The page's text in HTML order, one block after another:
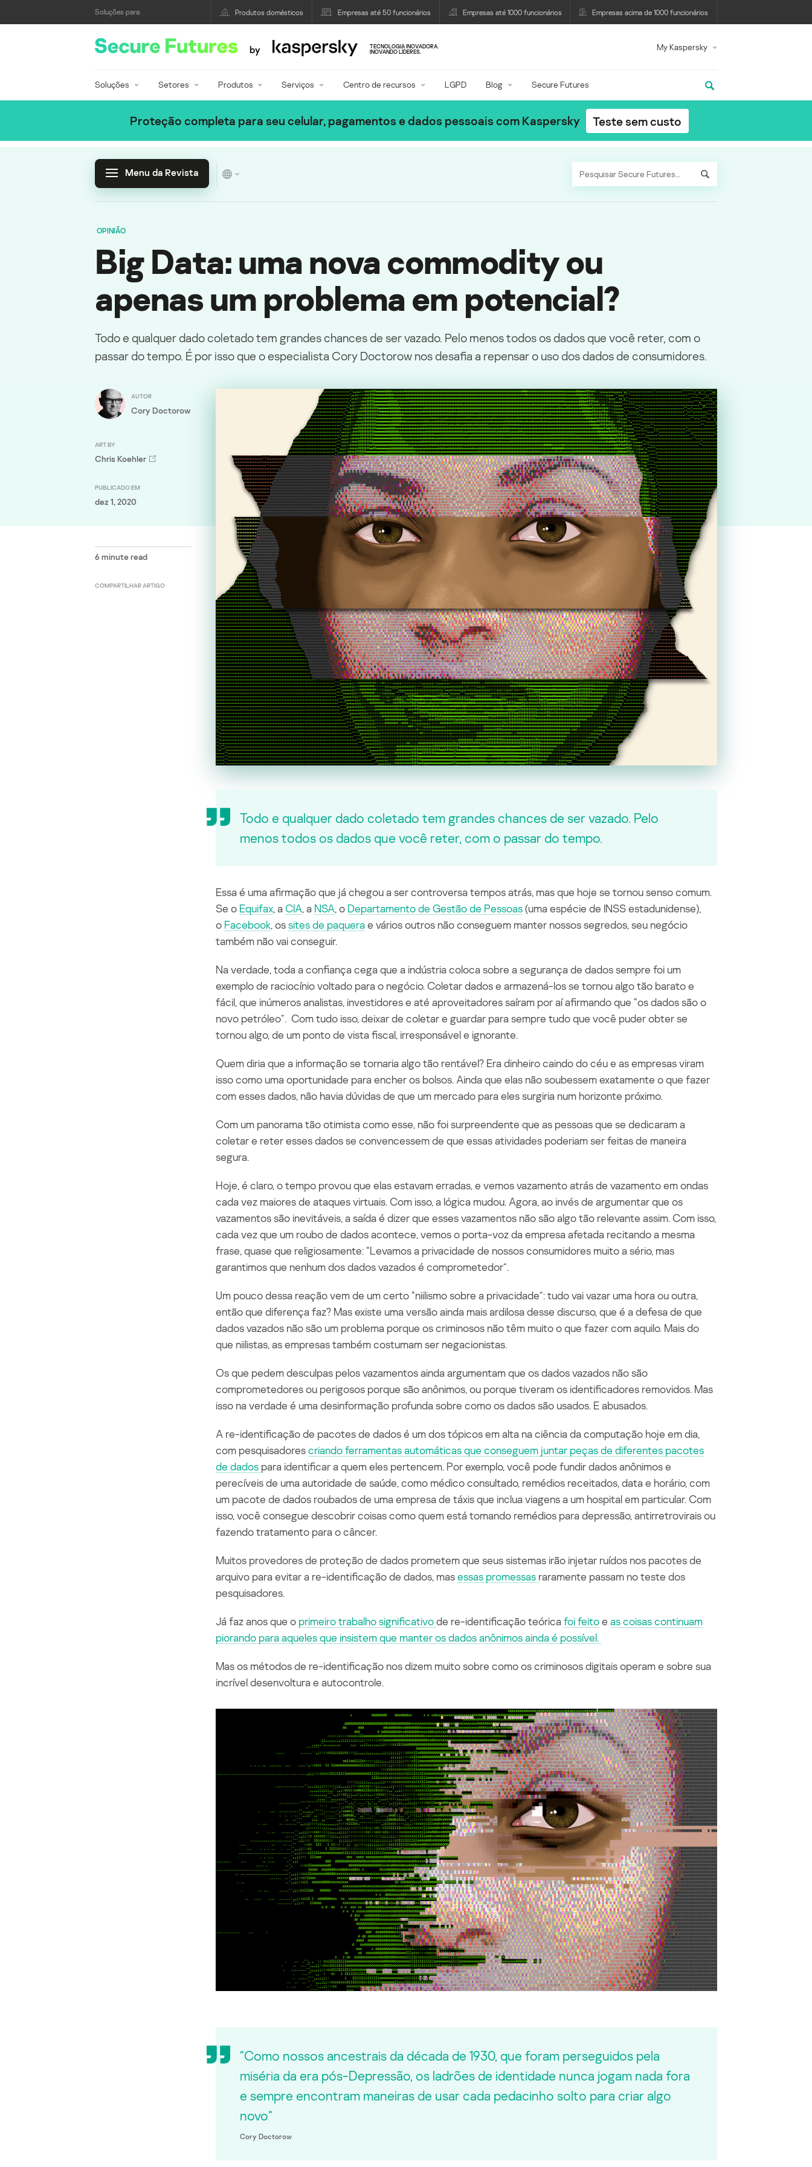
Soluções para: Produtos domésticos Empresas até 50 funcionários Empresas até 1000 funcionários Empresas acima de 1000 funcionários
by
TECNOLOGIA INOVADORA.
INOVANDO LÍDERES.
My Kaspersky
Soluções Setores Produtos Serviços Centro de recursos LGPD Blog Secure Futures
Proteção completa para seu celular, pagamentos e dados pessoais com Kaspersky Teste sem custo
Menu da Revista
OPINIÃO
Big Data: uma nova commodity ou
apenas um problema em potencial?
Todo e qualquer dado coletado tem grandes chances de ser vazado. Pelo menos todos os dados que você reter, com o
passar do tempo. É por isso que o especialista Cory Doctorow nos desafia a repensar o uso dos dados de consumidores.
AUTOR
Cory Doctorow
ART BY
Chris Koehler
PUBLICADO EM
dez 1, 2020
6 minute read
COMPARTILHAR ARTIGO
Todo e qualquer dado coletado tem grandes chances de ser vazado. Pelo
menos todos os dados que você reter, com o passar do tempo.
Essa é uma afirmação que já chegou a ser controversa tempos atrás, mas que hoje se tornou senso comum.
Se o Equifax, aCIA, a NSA, o Departamento de Gestão de Pessoas(uma espécie de INSS estadunidense),
o Facebook, ossites de paquerae vários outros não conseguem manter nossos segredos, seu negócio
também não vai conseguir.
Na verdade, toda a confiança cega que a indústria coloca sobre a segurança de dados sempre foi um
exemplo de raciocínio voltado para o negócio. Coletar dados e armazená-los se tornou algo tão barato e
fácil, que inúmeros analistas, investidores e até aproveitadores saíram por aí afirmando que “os dados são o
novo petróleo”. Com tudo isso, deixar de coletar e guardar para sempre tudo que você puder obter se
tornou algo, de um ponto de vista fiscal, irresponsável e ignorante.
Quem diria que a informação se tornaria algo tão rentável? Era dinheiro caindo do céu e as empresas viram
isso como uma oportunidade para encher os bolsos. Ainda que elas não soubessem exatamente o que fazer
com esses dados, não havia dúvidas de que um mercado para eles surgiria num horizonte próximo.
Com um panorama tão otimista como esse, não foi surpreendente que as pessoas que se dedicaram a
coletar e reter esses dados se convencessem de que essas atividades poderiam ser feitas de maneira
segura.
Hoje, é claro, o tempo provou que elas estavam erradas, e vemos vazamento atrás de vazamento em ondas
cada vez maiores de ataques virtuais. Com isso, a lógica mudou. Agora, ao invés de argumentar que os
vazamentos são inevitáveis, a saída é dizer que esses vazamentos não são algo tão relevante assim. Com isso,
cada vez que um roubo de dados acontece, vemos o porta-voz da empresa afetada recitando a mesma
frase, quase que religiosamente: “Levamos a privacidade de nossos consumidores muito a sério, mas
garantimos que nenhum dos dados vazados é comprometedor”.
Um pouco dessa reação vem de um certo “niilismo sobre a privacidade”: tudo vai vazar uma hora ou outra,
então que diferença faz? Mas existe uma versão ainda mais ardilosa desse discurso, que é a defesa de que
dados vazados não são um problema porque os criminosos nãotêm muito o que fazer com aquilo. Mais do
que niilistas, as empresas também costumam ser negacionistas.
Os que pedem desculpas pelos vazamentos ainda argumentam que os dados vazados não são
comprometedores ou perigosos porque são anônimos, ou porque tiveram os identificadores removidos. Mas
isso na verdade é uma desinformação profunda sobre como os dados são usados. E abusados.
A re-identificaçãode pacotes de dados é um dos tópicos em alta na ciência da computação hoje em dia,
com pesquisadorescriando ferramentas automáticas que conseguem juntar peças de diferentes pacotes
de dados para identificar a quem eles pertencem. Por exemplo, você pode fundir dados anônimos e
perecíveis de uma autoridade de saúde, como médico consultado, remédios receitados, data e horário, com
um pacote de dados roubados de uma empresa de táxis que inclua viagens a um hospital em particular. Com
isso, você consegue descobrir coisas como quem está tomando remédios para depressão, antirretrovirais ou
fazendo tratamento para o câncer.
Muitos provedores de proteção de dados prometem que seus sistemas irão injetar ruídos nos pacotes de
arquivo para evitar a re-identificação de dados, masessas promessas raramente passam no teste dos
pesquisadores.
Já faz anos que o primeiro trabalho significativode re-identificaçãoteóricafoifeitoe as coisas continuam
piorando para aqueles que insistem que manter os dados anônimos ainda é possível.
Mas os métodos de re-identificação nos dizem muito sobre como os criminosos digitais operam e sobre sua
incrível desenvoltura e autocontrole.
“Como nossos ancestrais da década de 1930, que foram perseguidos pela
miséria da era pós-Depressão, os ladrões de identidade nunca jogam nada fora
e sempre encontram maneiras de usar cada pedacinho solto para criar algo
novo”
Cory Doctorow